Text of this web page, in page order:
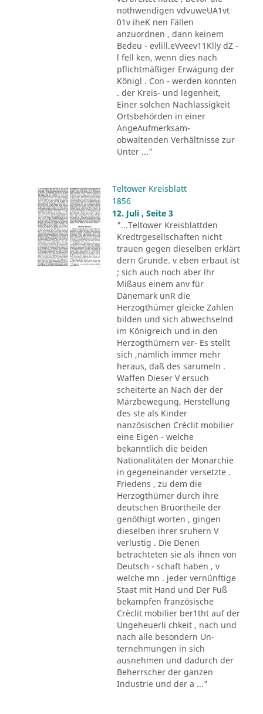
nothwendigen vdvuweUA1vt
01v iheK nen Fällen
anzuordnen , dann keinem
Bedeu - evlill.eVveev11Klly dZ -
l fell ken, wenn dies nach
pflichtmäßiger Erwägung der
Königl . Con - werden konnten
. der Kreis- und legenheit,
Einer solchen Nachlassigkeit
Ortsbehörden in einer
AngeAufmerksam-
obwaltenden Verhältnisse zur
Unter ..."
Teltower Kreisblatt
1856
12. Juli , Seite 3
"...Teltower Kreisblattden
Kredtrgesellschaften nicht
trauen gegen dieselben erklärt
dern Grunde. v eben erbaut ist
; sich auch noch aber lhr
Mißaus einem anv für
Dänemark unR die
Herzogthümer gleicke Zahlen
bilden und sich abwechselnd
im Königreich und in den
Herzogthümern ver- Es stellt
sich ,nämlich immer mehr
heraus, daß des sarumeln .
Waffen Dieser V ersuch
scheiterte an Nach der der
Märzbewegung, Herstellung
des ste als Kinder
nanzösischen Créclit mobilier
eine Eigen - welche
bekanntlich die beiden
Nationalitäten der Monarchie
in gegeneinander versetzte .
Friedens , zu dem die
Herzogthümer durch ihre
deutschen Brüortheile der
genöthigt worten , gingen
dieselben ihrer sruhern V
verlustig . Die Denen
betrachteten sie als ihnen von
Deutsch - schaft haben , v
welche mn . jeder vernünftige
Staat mit Hand und Der Fuß
bekampfen französische
Crèclit mobilier ber1tht auf der
Ungeheuerli chkeit , nach und
nach alle besondern Un-
ternehmungen in sich
ausnehmen und dadurch der
Beherrscher der ganzen
Industrie und der a ..."